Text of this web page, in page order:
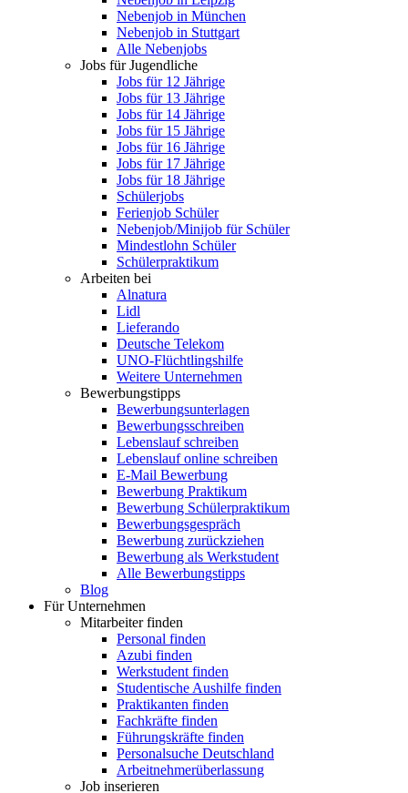
Nebenjob in München
Nebenjob in Stuttgart
Alle Nebenjobs
Jobs für Jugendliche
Jobs für 12 Jährige
Jobs für 13 Jährige
Jobs für 14 Jährige
Jobs für 15 Jährige
Jobs für 16 Jährige
Jobs für 17 Jährige
Jobs für 18 Jährige
Schülerjobs
Ferienjob Schüler
Nebenjob/Minijob für Schüler
Mindestlohn Schüler
Schülerpraktikum
Arbeiten bei
Alnatura
Lidl
Lieferando
Deutsche Telekom
UNO-Flüchtlingshilfe
Weitere Unternehmen
Bewerbungstipps
Bewerbungsunterlagen
Bewerbungsschreiben
Lebenslauf schreiben
Lebenslauf online schreiben
E-Mail Bewerbung
Bewerbung Praktikum
Bewerbung Schülerpraktikum
Bewerbungsgespräch
Bewerbung zurückziehen
Bewerbung als Werkstudent
Alle Bewerbungstipps
Blog
Für Unternehmen
Mitarbeiter finden
Personal finden
Azubi finden
Werkstudent finden
Studentische Aushilfe finden
Praktikanten finden
Fachkräfte finden
Führungskräfte finden
Personalsuche Deutschland
Arbeitnehmerüberlassung
Job inserieren